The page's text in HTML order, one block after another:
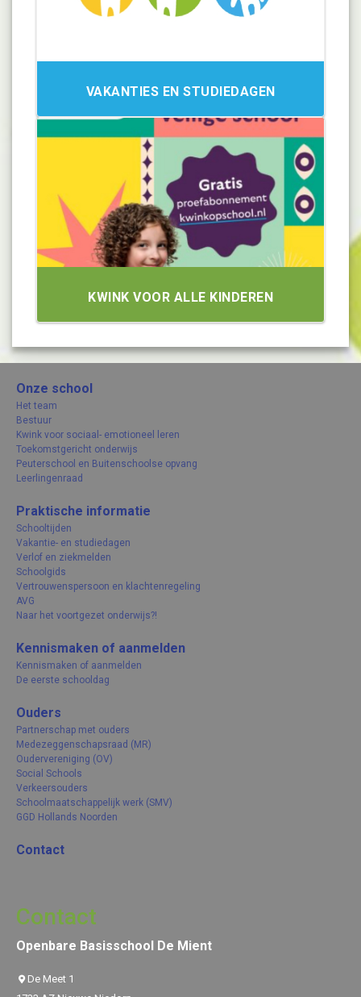
VAKANTIES EN STUDIEDAGEN
KWINK VOOR ALLE KINDEREN
Onze school
Het team
Bestuur
Kwink voor sociaal- emotioneel leren
Toekomstgericht onderwijs
Peuterschool en Buitenschoolse opvang
Leerlingenraad
Praktische informatie
Schooltijden
Vakantie- en studiedagen
Verlof en ziekmelden
Schoolgids
Vertrouwenspersoon en klachtenregeling
AVG
Naar het voortgezet onderwijs?!
Kennismaken of aanmelden
Kennismaken of aanmelden
De eerste schooldag
Ouders
Partnerschap met ouders
Medezeggenschapsraad (MR)
Oudervereniging (OV)
Social Schools
Verkeersouders
Schoolmaatschappelijk werk (SMV)
GGD Hollands Noorden
Contact
Contact
Openbare Basisschool De Mient
De Meet 1